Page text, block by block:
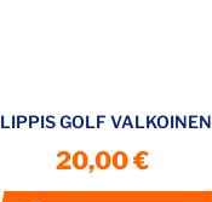
LIPPIS GOLF VALKOINEN
20,00 €